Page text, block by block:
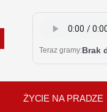
Teraz gramy:Brak
ŻYCIE NA PRADZE